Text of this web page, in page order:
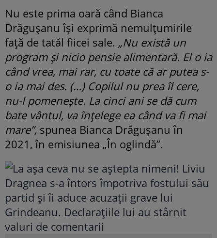
Nu este prima oară când Bianca
Drăgușanu își exprimă nemulțumirile
față de tatăl fiicei sale. „Nu există un
program și nicio pensie alimentară. El o ia
când vrea, mai rar, cu toate că ar putea s-
o ia mai des. (…) Copilul nu prea îl cere,
nu-l pomenește. La cinci ani se dă cum
bate vântul, va înțelege ea când va fi mai
mare”, spunea Bianca Drăgușanu în
2021, în emisiunea „În oglindă”.